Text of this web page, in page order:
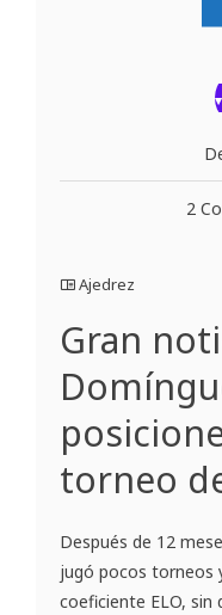
2
Ajedrez
Gran
torneo
Después de 12
jugó pocos torneos
coeficiente ELO, sin